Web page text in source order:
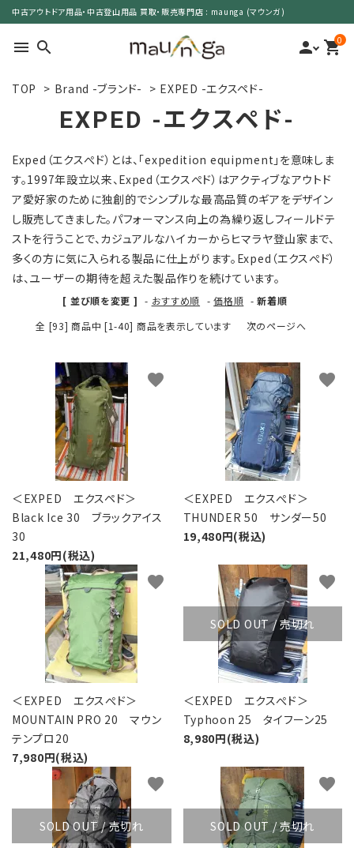
中古アウトドア用品・中古登山用品 買取・販売専門店 : maunga (マウンガ)
menu search person 0
shopping_cart
カテゴリーで選ぶ
サイズで選ぶ
特集で選ぶ
価格で選ぶ
店舗情報
POLICY
INFORMATION
ACCOUNT MENU
ようこそ ゲスト 様
ログイン person 新規会員登録
TOP > Brand -ブランド- > EXPED -エクスペド-
EXPED -エクスペド-
Exped（エクスぺド）とは、「expedition equipment」を意味しま
す。1997年設立以来、Exped（エクスぺド）はアクティブなアウトド
ア愛好家のために独創的でシンプルな最高品質のギアをデザイン
し販売してきました。パフォーマンス向上の為繰り返しフィールドテ
ストを行うことで、カジュアルなハイカーからヒマラヤ登山家まで、
多くの方に気に入られる製品に仕上がります。Exped（エクスぺド）
は、ユーザーの期待を超えた製品作りを続けています。
[ 並び順を変更 ] - おすすめ順 -価格順 -新着順
全 [93] 商品中 [1-40] 商品を表示しています
次のページへ
＜EXPED エクスペド＞
Black Ice 30 ブラックアイス
30
21,480円(税込)
favorite
＜EXPED エクスぺド＞
THUNDER 50 サンダー50
19,480円(税込)
favorite
＜EXPED エクスぺド＞
MOUNTAIN PRO 20 マウン
テンプロ20
7,980円(税込)
favorite
SOLD OUT / 売切れ
＜EXPED エクスぺド＞
Typhoon 25 タイフーン25
8,980円(税込)
favorite
SOLD OUT / 売切れ
favorite
SOLD OUT / 売切れ
favorite